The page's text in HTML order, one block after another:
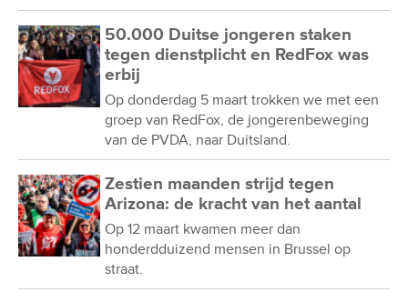
50.000 Duitse jongeren staken
tegen dienstplicht en RedFox was
erbij
Op donderdag 5 maart trokken we met een
groep van RedFox, de jongerenbeweging
van de PVDA, naar Duitsland.
Zestien maanden strijd tegen
Arizona: de kracht van het aantal
Op 12 maart kwamen meer dan
honderdduizend mensen in Brussel op
straat.